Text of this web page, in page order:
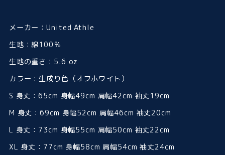
メーカー：United Athle
生地：綿100％
生地の重さ：5.6 oz
カラー：生成り色（オフホワイト）
S 身丈：65cm 身幅49cm 肩幅42cm 袖丈19cm
M 身丈：69cm 身幅52cm 肩幅46cm 袖丈20cm
L 身丈：73cm 身幅55cm 肩幅50cm 袖丈22cm
XL 身丈：77cm 身幅58cm 肩幅54cm 袖丈24cm